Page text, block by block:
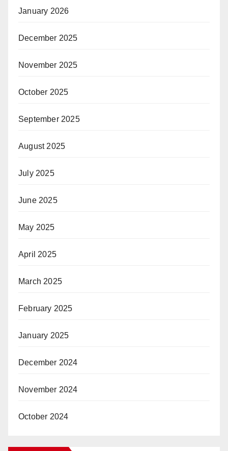
January 2026
December 2025
November 2025
October 2025
September 2025
August 2025
July 2025
June 2025
May 2025
April 2025
March 2025
February 2025
January 2025
December 2024
November 2024
October 2024